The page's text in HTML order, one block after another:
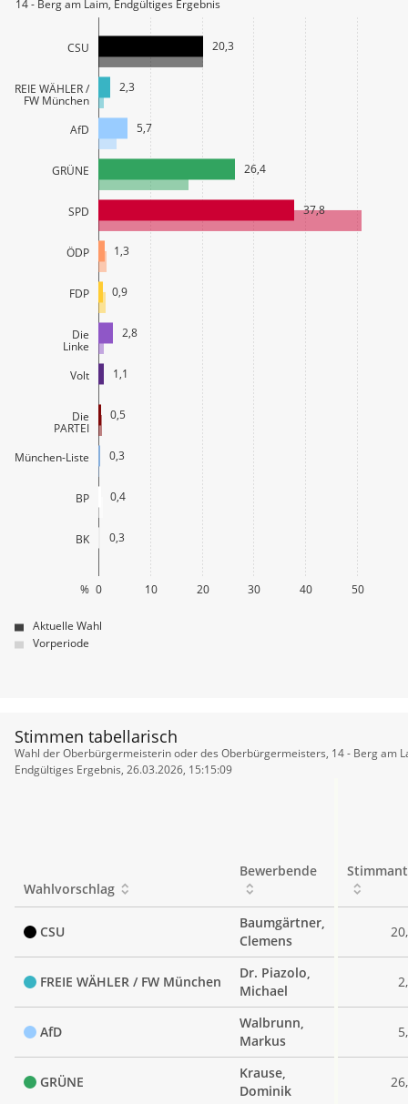
CSU
FREIE WÄHLER /
FW München
AfD
GRÜNE
SPD
ÖDP
FDP
Die
Linke
Volt
Die
PARTEI
München-Liste
BP
BK
0 10 20 30 40 50
%
20,3
2,3
5,7
26,4
37,8
1,3
0,9
2,8
1,1
0,5
0,3
0,4
0,3
14 - Berg am Laim, Endgültiges Ergebnis
Aktuelle Wahl
Vorperiode
Stimmen tabellarisch
Stimmen
tabellarisch
Wahl der Oberbürgermeisterin oder des Oberbürgermeisters, 14 - Berg am
Endgültiges Ergebnis, 26.03.2026, 15:15:09
Wahlvorschlag
Bewerbende
CSU
Baumgärtner,
Clemens
FREIE WÄHLER / FW München
Dr. Piazolo,
Michael
AfD
Walbrunn,
Markus
GRÜNE
Krause,
Dominik